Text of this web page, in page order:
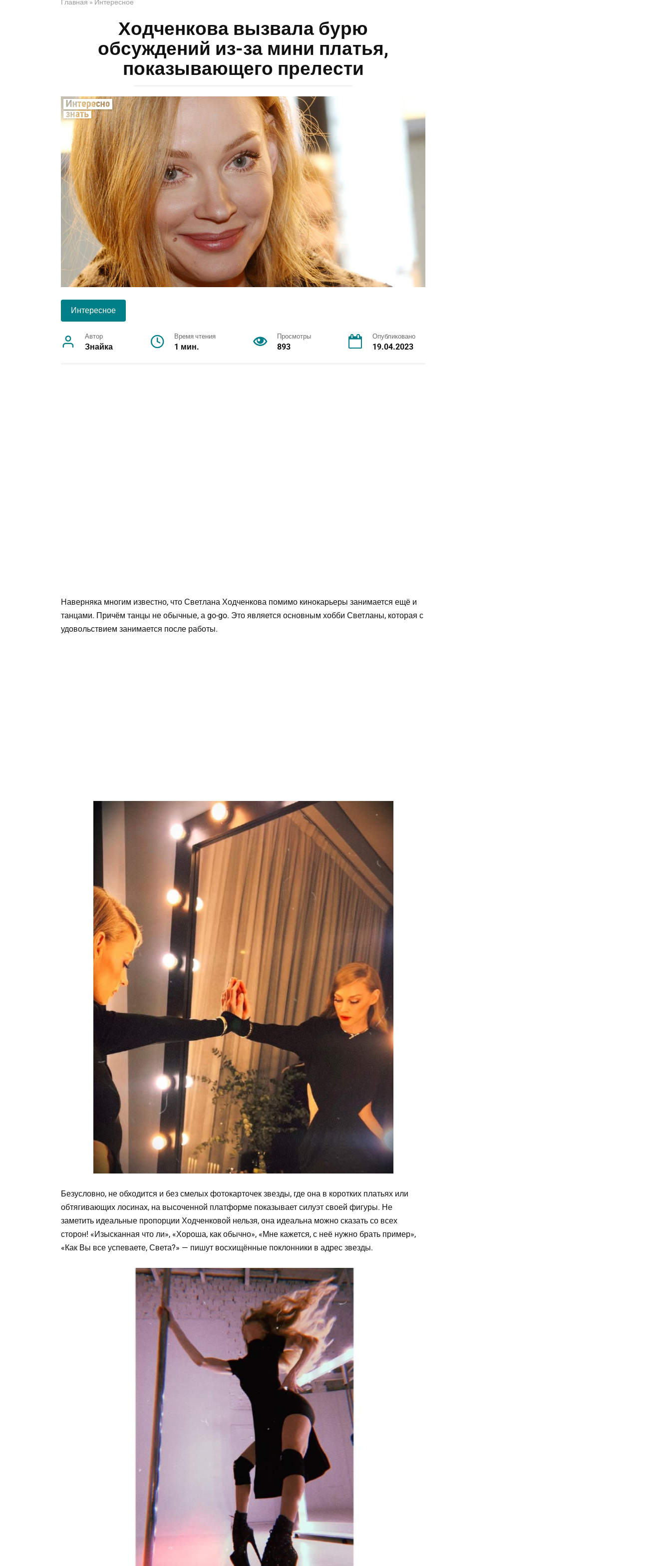
Главная » Интересное
Ходченкова вызвала бурю
обсуждений из-за мини платья,
показывающего прелести
Интересное
Автор
Знайка
Время чтения
1 мин.
Просмотры
893
Опубликовано
19.04.2023
Наверняка многим известно, что Светлана Ходченкова помимо кинокарьеры занимается ещё и
танцами. Причём танцы не обычные, а go-go. Это является основным хобби Светланы, которая с
удовольствием занимается после работы.
Безусловно, не обходится и без смелых фотокарточек звезды, где она в коротких платьях или
обтягивающих лосинах, на высоченной платформе показывает силуэт своей фигуры. Не
заметить идеальные пропорции Ходченковой нельзя, она идеальна можно сказать со всех
сторон! «Изысканная что ли», «Хороша, как обычно», «Мне кажется, с неё нужно брать пример»,
«Как Вы все успеваете, Света?» — пишут восхищённые поклонники в адрес звезды.